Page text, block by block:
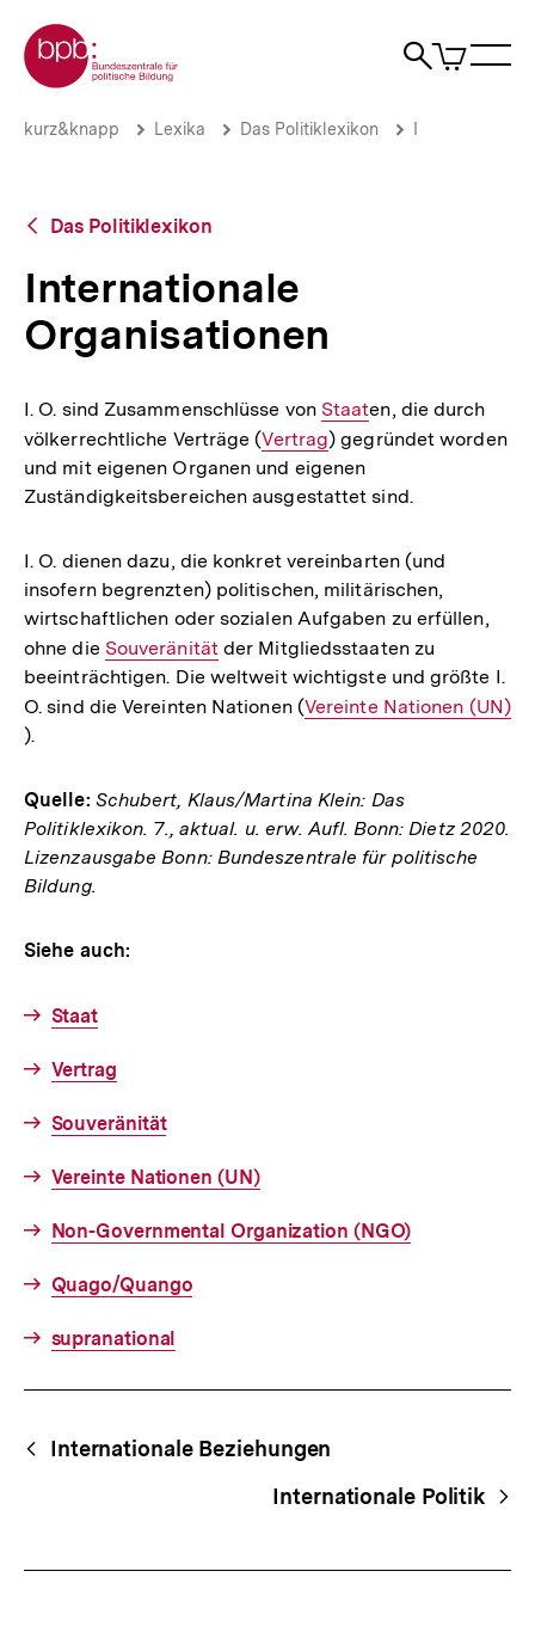
zum
Seiteninhalt
springen
Zur Startseite der bpb
Suche
Artikel
im
Internationale
Brotkrümelnavigation
Pfadnavigation
kurz&knapp Lexika Das Politiklexikon
Zurück
Übersicht
Das Politiklexikon
Internationale
Organisationen
I. O. sind Zusammenschlüsse von Interner
Link:
Staaten, die durch
völkerrechtliche Verträge (Interner
Link:
Vertrag) gegründet worden
und mit eigenen Organen und eigenen
Zuständigkeitsbereichen ausgestattet sind.
I. O. dienen dazu, die konkret vereinbarten (und
insofern begrenzten) politischen, militärischen,
wirtschaftlichen oder sozialen Aufgaben zu erfüllen,
ohne die Interner
Link:
Souveränitätder Mitgliedsstaaten zu
beeinträchtigen. Die weltweit wichtigste und größte I.
O. sind die Vereinten Nationen (Interner
Vereinte Nationen (UN)
).
Quelle: Schubert, Klaus/Martina Klein: Das
Politiklexikon. 7., aktual. u. erw. Aufl. Bonn: Dietz 2020.
Lizenzausgabe Bonn: Bundeszentrale für politische
Bildung.
Siehe auch:
Staat
Vertrag
Souveränität
Vereinte Nationen (UN)
Non-Governmental Organization (NGO)
Quago/Quango
supranational
Begriffsnavigation
Content-
Navigation
Internationale Beziehungen
Internationale Politik